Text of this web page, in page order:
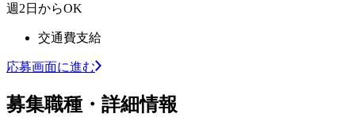
週2日からOK
交通費支給
応募画面に進む
募集職種・詳細情報